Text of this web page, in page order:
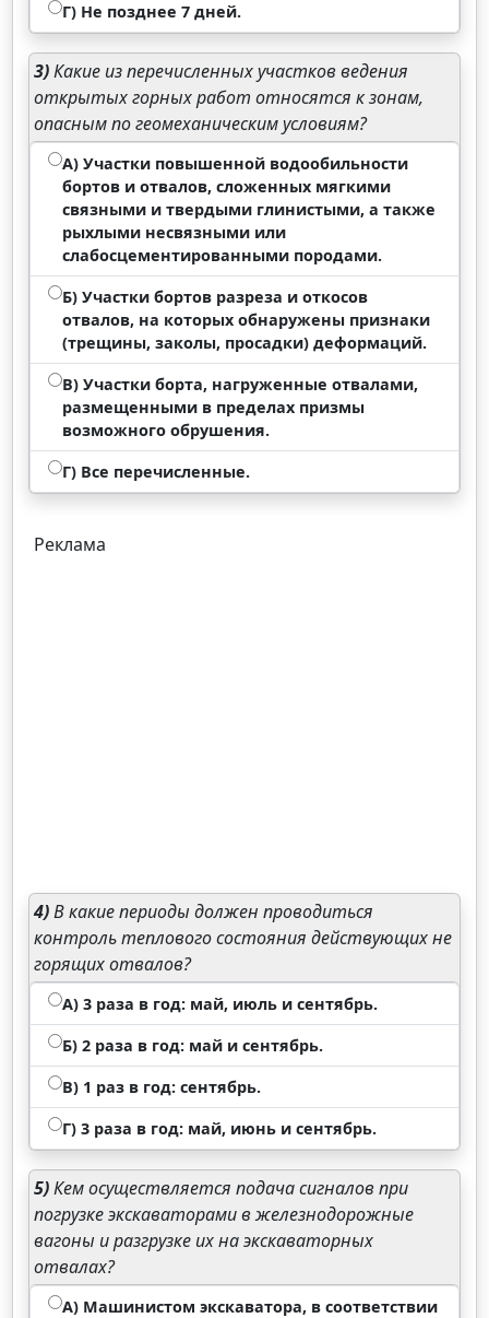
Г) Не позднее 7 дней.
3)Какие из перечисленных участков ведения
открытых горных работ относятся к зонам,
опасным по геомеханическим условиям?
А) Участки повышенной водообильности
бортов и отвалов, сложенных мягкими
связными и твердыми глинистыми, а также
рыхлыми несвязными или
слабосцементированными породами.
Б) Участки бортов разреза и откосов
отвалов, на которых обнаружены признаки
(трещины, заколы, просадки) деформаций.
В) Участки борта, нагруженные отвалами,
размещенными в пределах призмы
возможного обрушения.
Г) Все перечисленные.
Реклама
4)В какие периоды должен проводиться
контроль теплового состояния действующих не
горящих отвалов?
А) 3 раза в год: май, июль и сентябрь.
Б) 2 раза в год: май и сентябрь.
В) 1 раз в год: сентябрь.
Г) 3 раза в год: май, июнь и сентябрь.
5)Кем осуществляется подача сигналов при
погрузке экскаваторами в железнодорожные
вагоны и разгрузке их на экскаваторных
отвалах?
А) Машинистом экскаватора, в соответствии